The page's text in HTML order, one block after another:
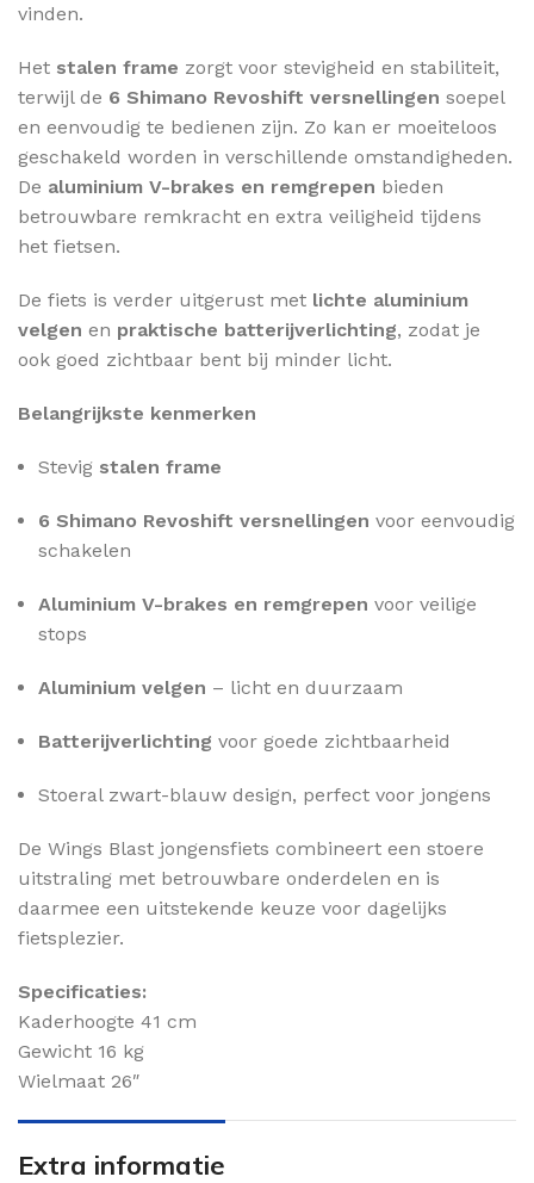
vinden.
Het stalen frame zorgt voor stevigheid en stabiliteit,
terwijl de 6 Shimano Revoshift versnellingen soepel
en eenvoudig te bedienen zijn. Zo kan er moeiteloos
geschakeld worden in verschillende omstandigheden.
De aluminium V-brakes en remgrepen bieden
betrouwbare remkracht en extra veiligheid tijdens
het fietsen.
De fiets is verder uitgerust met lichte aluminium
velgen en praktische batterijverlichting, zodat je
ook goed zichtbaar bent bij minder licht.
Belangrijkste kenmerken
Stevig stalen frame
6 Shimano Revoshift versnellingen voor eenvoudig
schakelen
Aluminium V-brakes en remgrepen voor veilige
stops
Aluminium velgen – licht en duurzaam
Batterijverlichting voor goede zichtbaarheid
Stoeral zwart-blauw design, perfect voor jongens
De Wings Blast jongensfiets combineert een stoere
uitstraling met betrouwbare onderdelen en is
daarmee een uitstekende keuze voor dagelijks
fietsplezier.
Specificaties:
Kaderhoogte 41 cm
Gewicht 16 kg
Wielmaat 26″
Extra informatie